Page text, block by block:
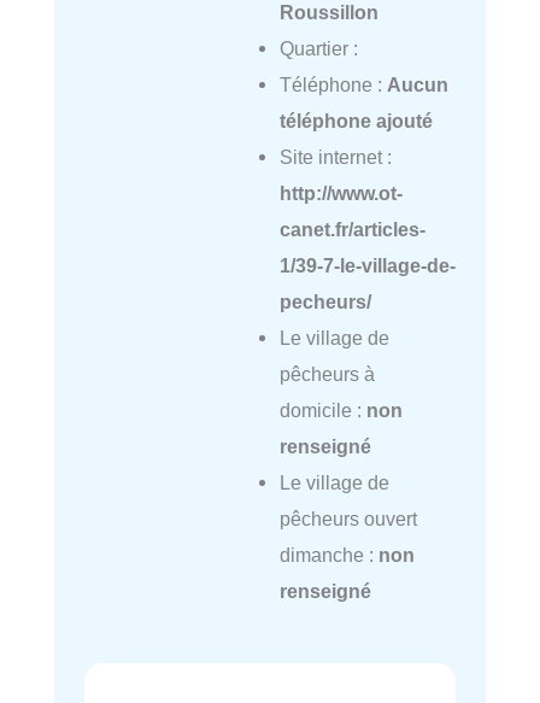
Roussillon
Quartier :
Téléphone : Aucun
téléphone ajouté
Site internet :
http://www.ot-
canet.fr/articles-
1/39-7-le-village-de-
pecheurs/
Le village de
pêcheurs à
domicile : non
renseigné
Le village de
pêcheurs ouvert
dimanche : non
renseigné